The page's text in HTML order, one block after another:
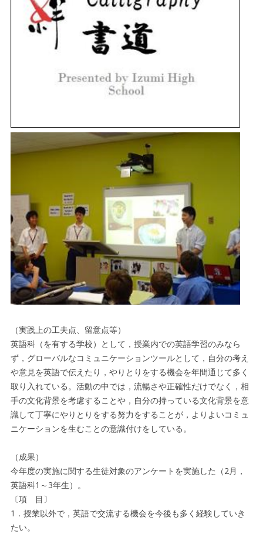
（実践上の工夫点、留意点等）
英語科（を有する学校）として，授業内での英語学習のみなら
ず，グローバルなコミュニケーションツールとして，自分の考え
や意見を英語で伝えたり，やりとりをする機会を年間通じて多く
取り入れている。活動の中では，流暢さや正確性だけでなく，相
手の文化背景を考慮することや，自分の持っている文化背景を意
識して丁寧にやりとりをする努力をすることが，よりよいコミュ
ニケーションを生むことの意識付けをしている。
（成果）
今年度の実施に関する生徒対象のアンケートを実施した（2月，
英語科1～3年生）。
〔項 目〕
1．授業以外で，英語で交流する機会を今後も多く経験していき
たい。